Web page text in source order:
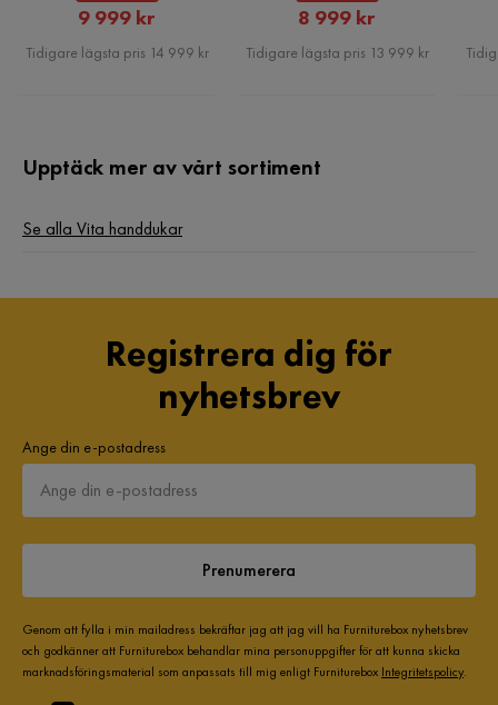
Rabatterat
Pris
9 999 kr
Tidigare lägsta pris 14 999 kr
Rabatterat
Pris
8 999 kr
Tidigare lägsta pris 13 999 kr
Upptäck mer av vårt sortiment
Se alla Vita handdukar
Registrera dig för
nyhetsbrev
Ange din e-postadress
Prenumerera
Genom att fylla i min mailadress bekräftar jag att jag vill ha Furniturebox nyhetsbrev
och godkänner att Furniturebox behandlar mina personuppgifter för att kunna skicka
marknadsföringsmaterial som anpassats till mig enligt Furniturebox Integritetspolicy.